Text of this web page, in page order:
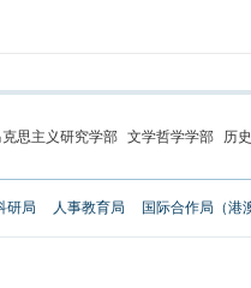
思主义研究学部 文学哲学学部 历
研局 人事教育局 国际合作局（港